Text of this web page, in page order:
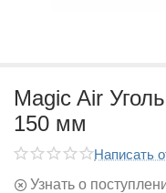
Magic Air
150 мм
Написать
Узнать о